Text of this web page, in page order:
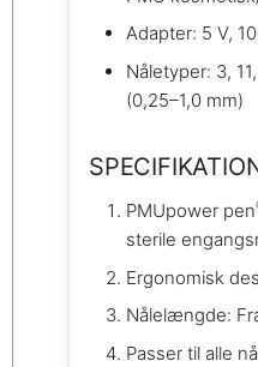
Adapter: 5 V,
Nåletyper: 3,
(0,25–1,0 mm)
PMUpower pen
sterile
Ergonomisk
Nålelængde:
Passer til alle